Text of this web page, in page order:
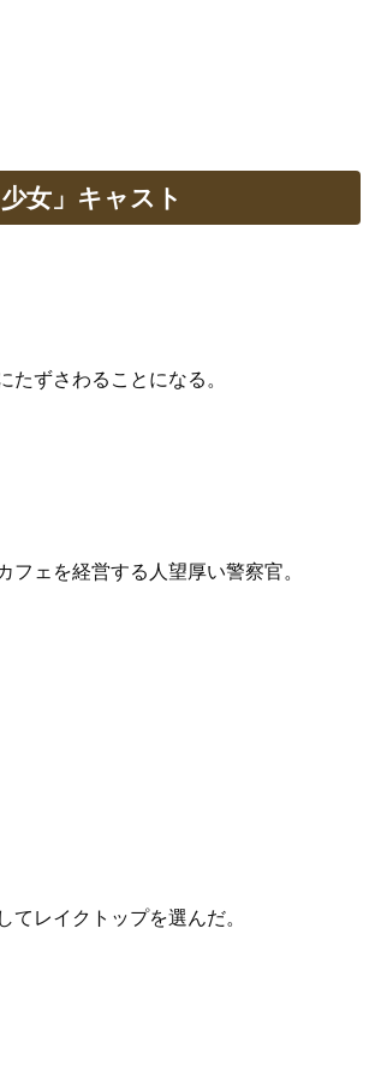
女」キャスト
ずさわることになる。
ェを経営する人望厚い警察官。
レイクトップを選んだ。